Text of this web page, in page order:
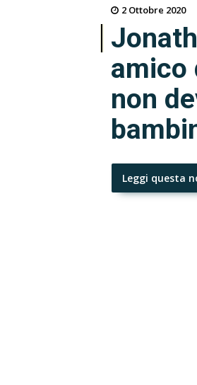
2 Ottobre 2020
amico
non
Leggi questa